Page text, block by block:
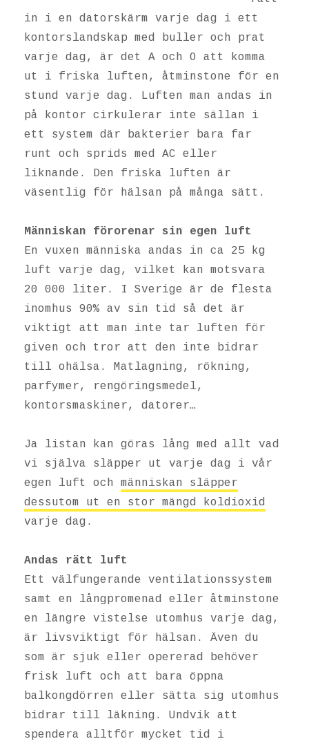
in i en datorskärm varje dag i ett
kontorslandskap med buller och prat
varje dag, är det A och O att komma
ut i friska luften, åtminstone för en
stund varje dag. Luften man andas in
på kontor cirkulerar inte sällan i
ett system där bakterier bara far
runt och sprids med AC eller
liknande. Den friska luften är
väsentlig för hälsan på många sätt.
Människan förorenar sin egen luft
En vuxen människa andas in ca 25 kg
luft varje dag, vilket kan motsvara
20 000 liter. I Sverige är de flesta
inomhus 90% av sin tid så det är
viktigt att man inte tar luften för
given och tror att den inte bidrar
till ohälsa. Matlagning, rökning,
parfymer, rengöringsmedel,
kontorsmaskiner, datorer…
Ja listan kan göras lång med allt vad
vi själva släpper ut varje dag i vår
egen luft och människan släpper
dessutom ut en stor mängd koldioxid
varje dag.
Andas rätt luft
Ett välfungerande ventilationssystem
samt en långpromenad eller åtminstone
en längre vistelse utomhus varje dag,
är livsviktigt för hälsan. Även du
som är sjuk eller opererad behöver
frisk luft och att bara öppna
balkongdörren eller sätta sig utomhus
bidrar till läkning. Undvik att
spendera alltför mycket tid i